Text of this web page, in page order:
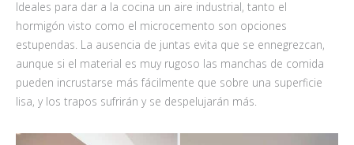
Ideales para dar a la cocina un aire industrial, tanto el
hormigón visto como el microcemento son opciones
estupendas. La ausencia de juntas evita que se ennegrezcan,
aunque si el material es muy rugoso las manchas de comida
pueden incrustarse más fácilmente que sobre una superficie
lisa, y los trapos sufrirán y se despelujarán más.